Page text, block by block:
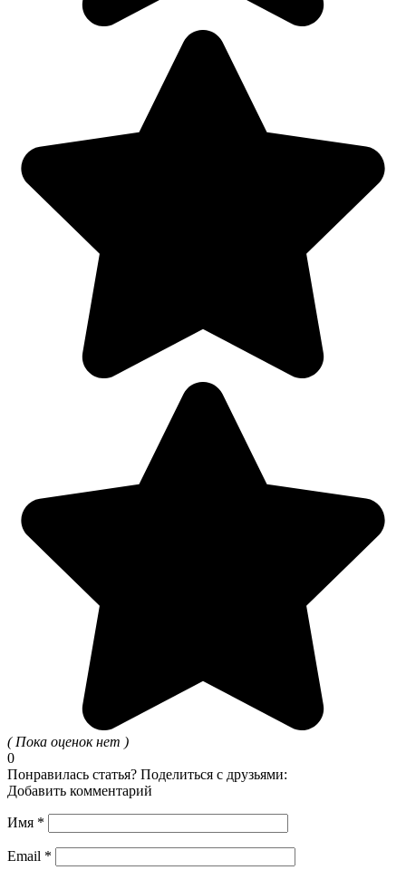
( Пока оценок нет )
0
Понравилась статья? Поделиться с друзьями:
Добавить комментарий
Имя *
Email *